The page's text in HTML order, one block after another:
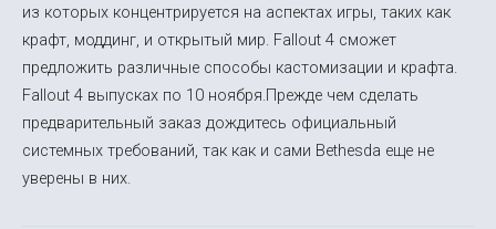
из которых концентрируется на аспектах игры, таких как
крафт, моддинг, и открытый мир. Fallout 4 сможет
предложить различные способы кастомизации и крафта.
Fallout 4 выпусках по 10 ноября.Прежде чем сделать
предварительный заказ дождитесь официальный
системных требований, так как и сами Bethesda еще не
уверены в них.